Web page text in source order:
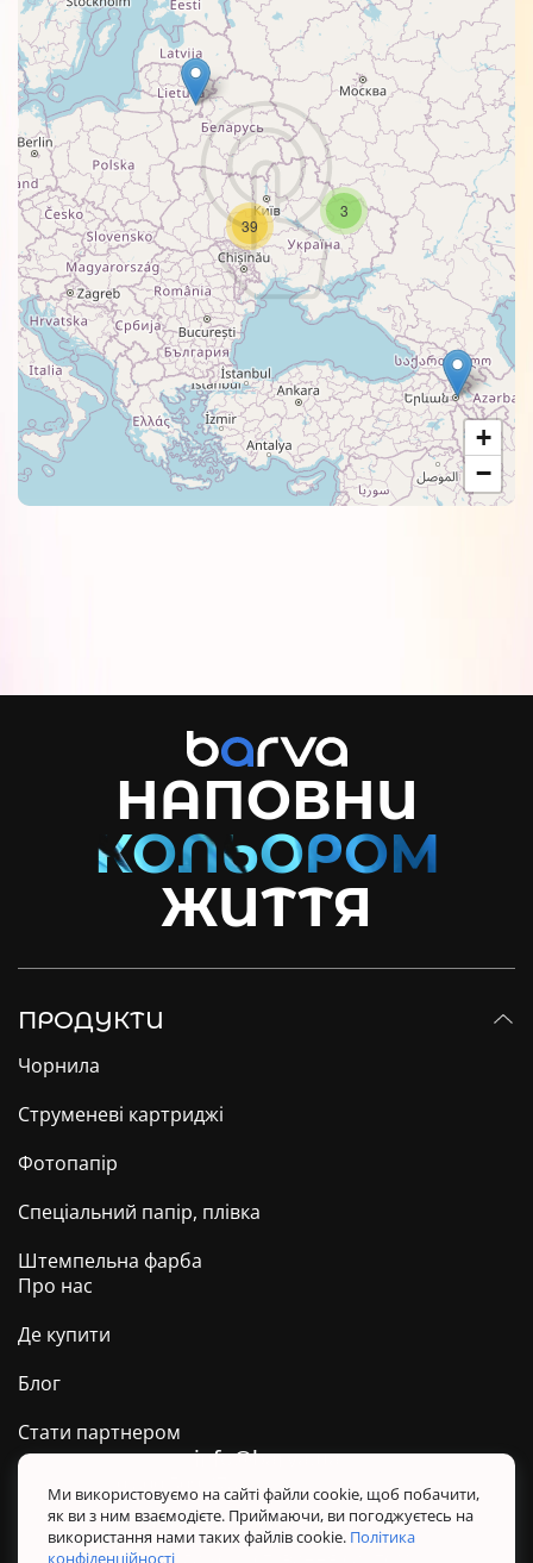
3
39
+
−
НАПОВНИ
ЖИТТЯ
ПРОДУКТИ
Чорнила
Струменеві картриджі
Фотопапір
Спеціальний папір, плівка
Штемпельна фарба
Про нас
Де купити
Блог
Стати партнером
Техпідтримка ТМ BARVA
Політика конфіденційності
info@barva.ua
Ми використовуємо на сайті файли cookie, щоб побачити,
як ви з ним взаємодієте. Приймаючи, ви погоджуєтесь на
використання нами таких файлів cookie. Політика
конфіденційності